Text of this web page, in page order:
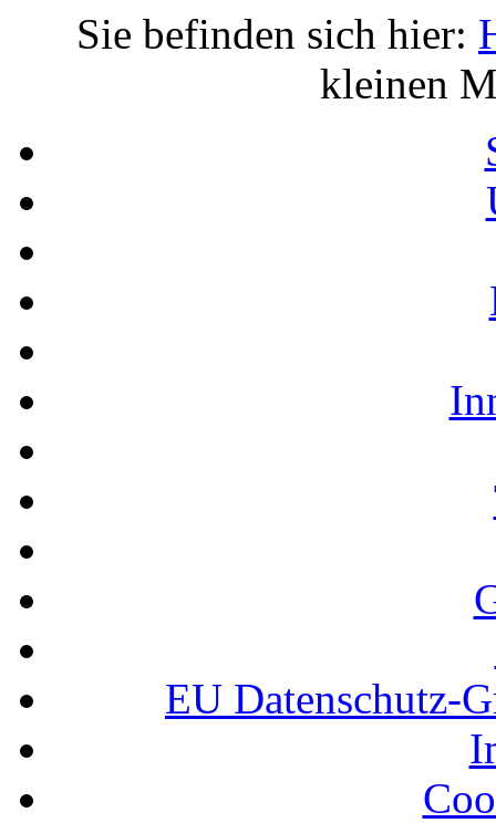
Sie befinden sich hier:
kleinen
EU Datenschutz-